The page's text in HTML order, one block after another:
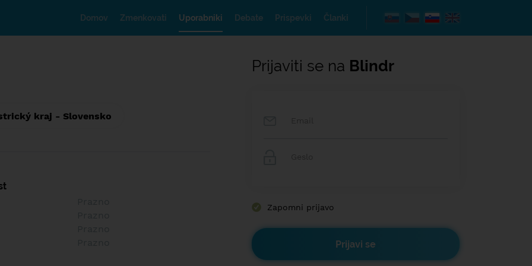
Domov Zmenkovati Uporabniki Debate Prispevki Članki
kraj - Slovensko
Prijaviti se na Blindr
Zapomni prijavo